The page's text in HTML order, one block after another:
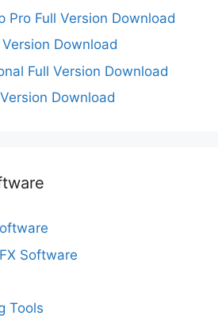
Pro Full Version Download
Download
Full Version Download
Download
Software
Tools